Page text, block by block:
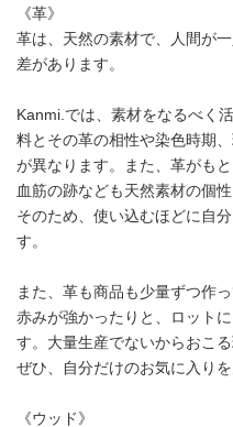
《革》
革は、天然の素材で、人間が
差があります。
Kanmi.では、素材をなるべく
料とその革の相性や染色時期
が異なります。また、革がも
血筋の跡なども天然素材の個
そのため、使い込むほどに自
す。
また、革も商品も少量ずつ作
赤みが強かったりと、ロット
す。大量生産でないからおこる
ぜひ、自分だけのお気に入り
《ウッド》